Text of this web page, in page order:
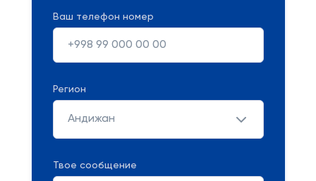
Ваш телефон номер
Регион
Андижан
Твое сообщение